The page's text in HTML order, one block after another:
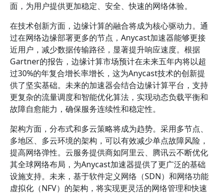
面，为用户提供更加稳定、安全、快速的网络体验。
在技术创新方面，边缘计算的融合将成为核心驱动力。通
过在网络边缘部署更多的节点，Anycast加速器能够更接
近用户，减少数据传输路径，显著提升响应速度。根据
Gartner的报告，边缘计算市场预计在未来五年内将以超
过30%的年复合增长率增长，这为Anycast技术的创新提
供了坚实基础。未来的加速器会结合边缘计算平台，支持
更复杂的流量调度和智能优化算法，实现动态负载平衡和
故障自愈能力，确保服务连续性和稳定性。
架构方面，分布式和多云策略将成为趋势。采用多节点、
多地区、多云环境的架构，可以有效减少单点故障风险，
提高网络弹性。云服务提供商如阿里云、腾讯云不断优化
其全球网络布局，为Anycast加速器提供了更广泛的基础
设施支持。未来，基于软件定义网络（SDN）和网络功能
虚拟化（NFV）的架构，将实现更灵活的网络管理和快速